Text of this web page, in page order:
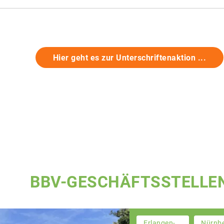
Hier geht es zur Unterschriftenaktion ...
BBV-